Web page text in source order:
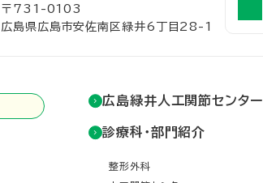
〒731-0103
広島県広島市安佐南区緑井6丁目28-1
広島緑井人工関節センター
診療科・部門紹介
整形外科